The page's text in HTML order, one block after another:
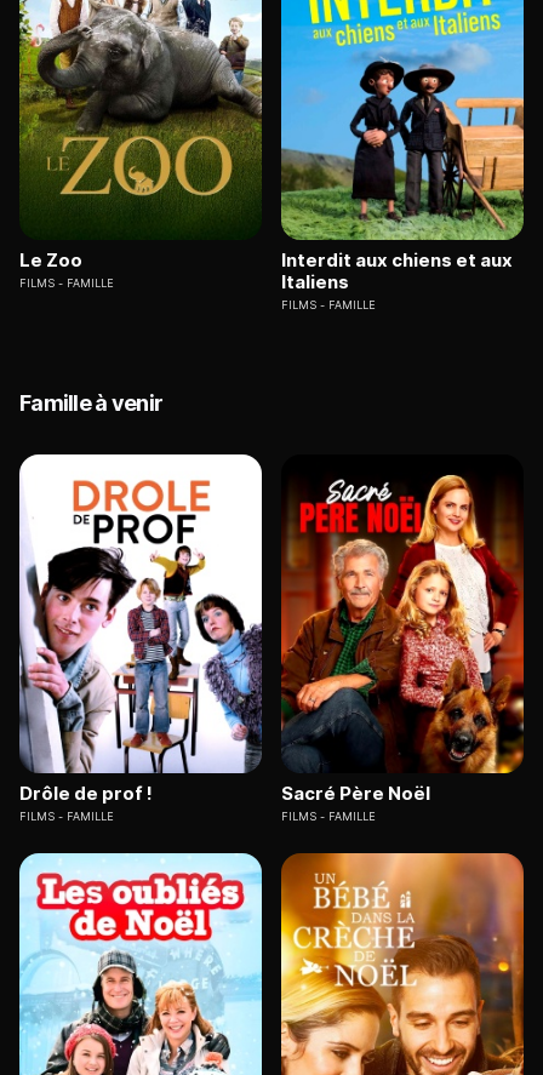
Le Zoo
FILMS FAMILLE
Interdit aux chiens et aux
Italiens
FILMS FAMILLE
Famille à venir
Drôle de prof !
FILMS FAMILLE
Sacré Père Noël
FILMS FAMILLE